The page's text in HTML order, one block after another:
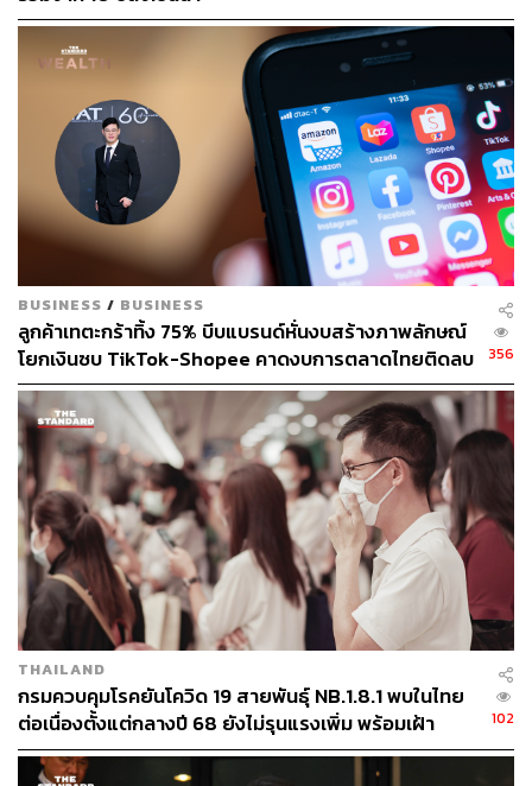
BUSINESS / BUSINESS
ลูกค้าเทตะกร้าทิ้ง 75% บีบแบรนด์หั่นงบสร้างภาพลักษณ์
โยกเงินซบ TikTok-Shopee คาดงบการตลาดไทยติดลบ
ครั้งแรกในรอบ 14 ปี
356
THAILAND
กรมควบคุมโรคยันโควิด 19 สายพันธุ์ NB.1.8.1 พบในไทย
ต่อเนื่องตั้งแต่กลางปี 68 ยังไม่รุนแรงเพิ่ม พร้อมเฝ้า
ระวัง-ติดตามใกล้ชิด
102